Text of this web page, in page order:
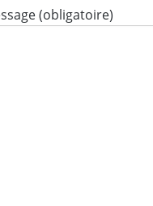
Texte de votre message (obligatoire)